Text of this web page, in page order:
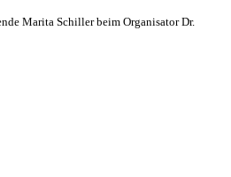
Marita Schiller beim Organisator Dr.